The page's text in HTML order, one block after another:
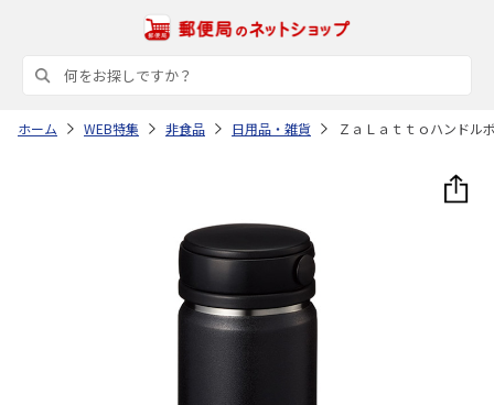
ホーム WEB特集 非食品 日用品・雑貨 ＺａＬａｔｔｏハンド